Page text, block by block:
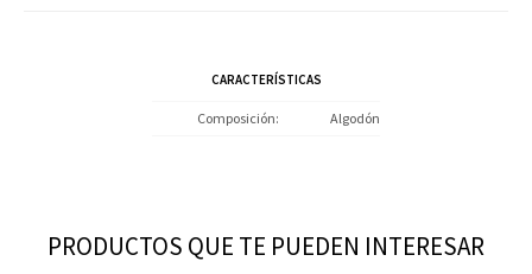
CARACTERÍSTICAS
Composición Algodón
PRODUCTOS QUE TE PUEDEN INTERESAR